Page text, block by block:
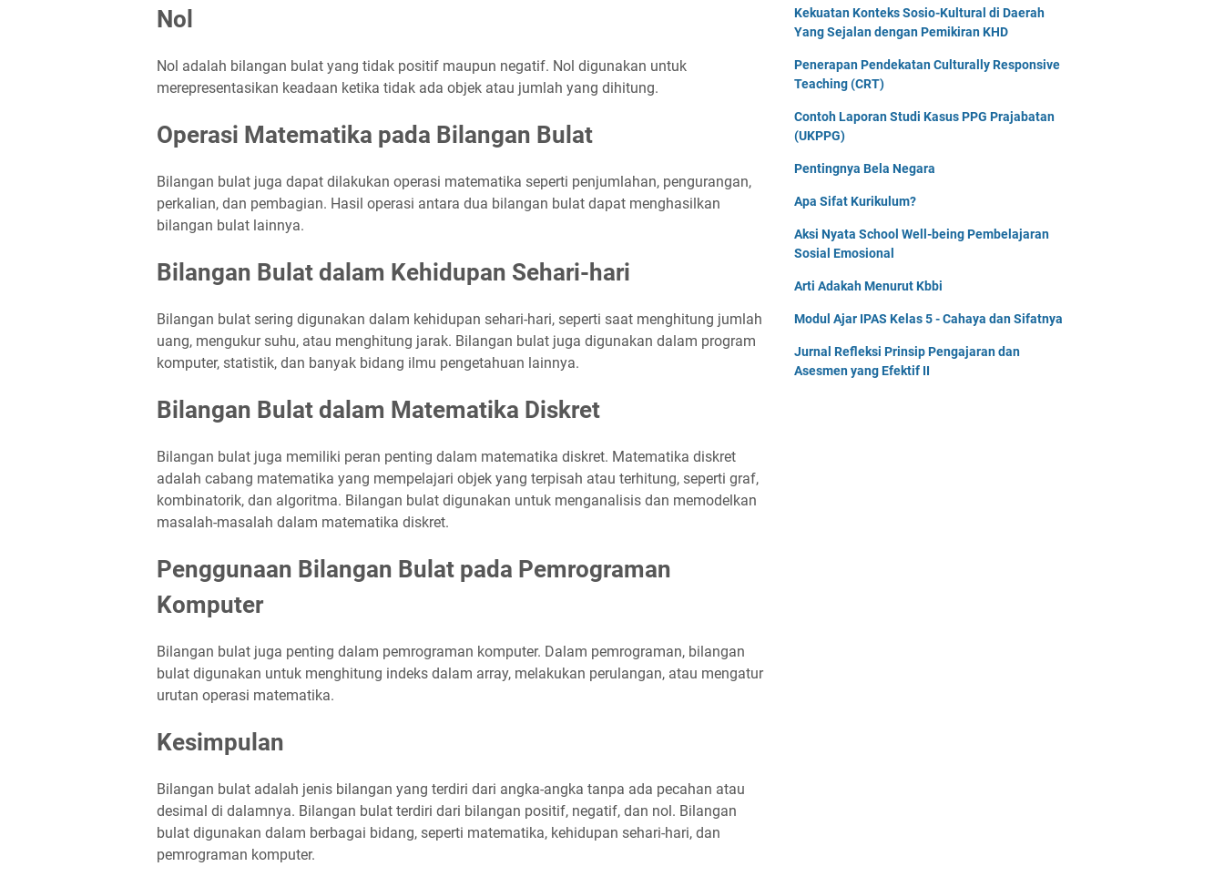
Nol
Nol adalah bilangan bulat yang tidak positif maupun negatif. Nol digunakan untuk
merepresentasikan keadaan ketika tidak ada objek atau jumlah yang dihitung.
Operasi Matematika pada Bilangan Bulat
Bilangan bulat juga dapat dilakukan operasi matematika seperti penjumlahan, pengurangan,
perkalian, dan pembagian. Hasil operasi antara dua bilangan bulat dapat menghasilkan
bilangan bulat lainnya.
Bilangan Bulat dalam Kehidupan Sehari-hari
Bilangan bulat sering digunakan dalam kehidupan sehari-hari, seperti saat menghitung jumlah
uang, mengukur suhu, atau menghitung jarak. Bilangan bulat juga digunakan dalam program
komputer, statistik, dan banyak bidang ilmu pengetahuan lainnya.
Bilangan Bulat dalam Matematika Diskret
Bilangan bulat juga memiliki peran penting dalam matematika diskret. Matematika diskret
adalah cabang matematika yang mempelajari objek yang terpisah atau terhitung, seperti graf,
kombinatorik, dan algoritma. Bilangan bulat digunakan untuk menganalisis dan memodelkan
masalah-masalah dalam matematika diskret.
Penggunaan Bilangan Bulat pada Pemrograman
Komputer
Bilangan bulat juga penting dalam pemrograman komputer. Dalam pemrograman, bilangan
bulat digunakan untuk menghitung indeks dalam array, melakukan perulangan, atau mengatur
urutan operasi matematika.
Kesimpulan
Bilangan bulat adalah jenis bilangan yang terdiri dari angka-angka tanpa ada pecahan atau
desimal di dalamnya. Bilangan bulat terdiri dari bilangan positif, negatif, dan nol. Bilangan
bulat digunakan dalam berbagai bidang, seperti matematika, kehidupan sehari-hari, dan
pemrograman komputer.
Kekuatan Konteks Sosio-Kultural di Daerah
Yang Sejalan dengan Pemikiran KHD
Penerapan Pendekatan Culturally Responsive
Teaching (CRT)
Contoh Laporan Studi Kasus PPG Prajabatan
(UKPPG)
Pentingnya Bela Negara
Apa Sifat Kurikulum?
Aksi Nyata School Well-being Pembelajaran
Sosial Emosional
Arti Adakah Menurut Kbbi
Modul Ajar IPAS Kelas 5 - Cahaya dan Sifatnya
Jurnal Refleksi Prinsip Pengajaran dan
Asesmen yang Efektif II